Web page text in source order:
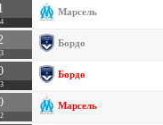
Марсель
Бордо
Бордо
Марсель